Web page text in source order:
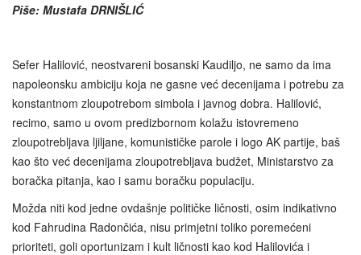
Piše: Mustafa DRNIŠLIĆ
Sefer Halilović, neostvareni bosanski Kaudiljo, ne samo da ima
napoleonsku ambiciju koja ne gasne već decenijama i potrebu za
konstantnom zloupotrebom simbola i javnog dobra. Halilović,
recimo, samo u ovom predizbornom kolažu istovremeno
zloupotrebljava ljiljane, komunističke parole i logo AK partije, baš
kao što već decenijama zloupotrebljava budžet, Ministarstvo za
boračka pitanja, kao i samu boračku populaciju.
Možda niti kod jedne ovdašnje političke ličnosti, osim indikativno
kod Fahrudina Radončića, nisu primjetni toliko poremećeni
prioriteti, goli oportunizam i kult ličnosti kao kod Halilovića i